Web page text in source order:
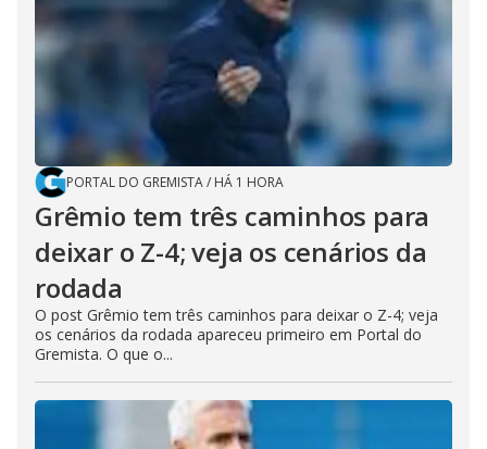
PORTAL DO GREMISTA/ HÁ 1 HORA
Grêmio tem três caminhos para
deixar o Z-4; veja os cenários da
rodada
O post Grêmio tem três caminhos para deixar o Z-4; veja
os cenários da rodada apareceu primeiro em Portal do
Gremista. O que o...